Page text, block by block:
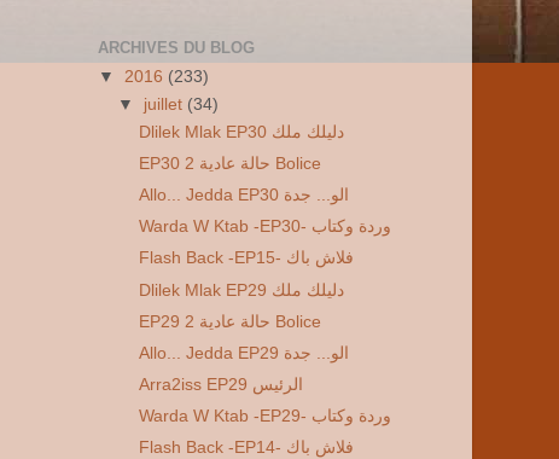
ARCHIVES DU BLOG
▼ 2016 (233)
▼ juillet (34)
Dlilek Mlak EP30 دليلك ملك
EP30 2 حالة عادية Bolice
Allo... Jedda EP30 الو... جدة
Warda W Ktab -EP30- وردة وكتاب
Flash Back -EP15- فلاش باك
Dlilek Mlak EP29 دليلك ملك
EP29 2 حالة عادية Bolice
Allo... Jedda EP29 الو... جدة
Arra2iss EP29 الرئيس
Warda W Ktab -EP29- وردة وكتاب
Flash Back -EP14- فلاش باك